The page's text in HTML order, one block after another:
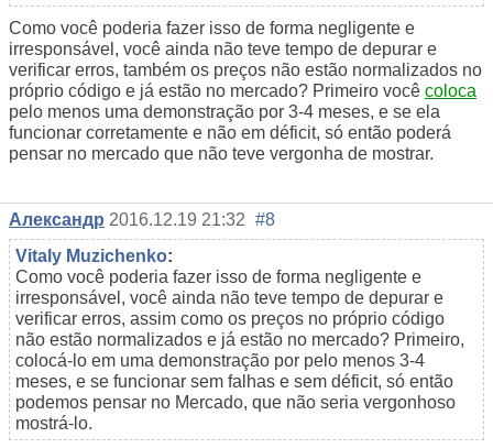
Como você poderia fazer isso de forma negligente e
irresponsável, você ainda não teve tempo de depurar e
verificar erros, também os preços não estão normalizados no
próprio código e já estão no mercado? Primeiro você coloca
pelo menos uma demonstração por 3-4 meses, e se ela
funcionar corretamente e não em déficit, só então poderá
pensar no mercado que não teve vergonha de mostrar.
Александр 2016.12.19 21:32 #8
Vitaly Muzichenko:
Como você poderia fazer isso de forma negligente e
irresponsável, você ainda não teve tempo de depurar e
verificar erros, assim como os preços no próprio código
não estão normalizados e já estão no mercado? Primeiro,
colocá-lo em uma demonstração por pelo menos 3-4
meses, e se funcionar sem falhas e sem déficit, só então
podemos pensar no Mercado, que não seria vergonhoso
mostrá-lo.